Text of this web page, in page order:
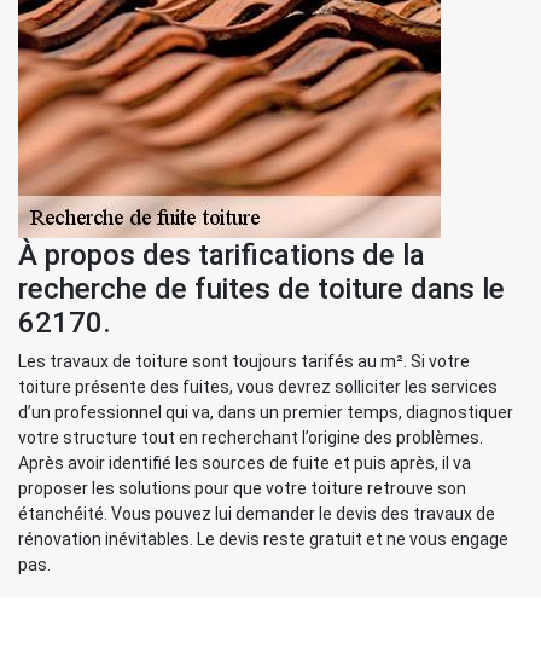
À propos des tarifications de la
recherche de fuites de toiture dans le
62170.
Les travaux de toiture sont toujours tarifés au m². Si votre
toiture présente des fuites, vous devrez solliciter les services
d’un professionnel qui va, dans un premier temps, diagnostiquer
votre structure tout en recherchant l’origine des problèmes.
Après avoir identifié les sources de fuite et puis après, il va
proposer les solutions pour que votre toiture retrouve son
étanchéité. Vous pouvez lui demander le devis des travaux de
rénovation inévitables. Le devis reste gratuit et ne vous engage
pas.